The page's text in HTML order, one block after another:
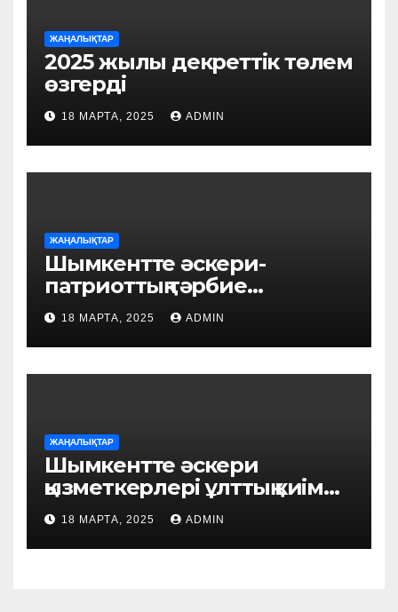
ЖАҢАЛЫҚТАР
2025 жылы декреттік төлем
өзгерді
18 МАРТА, 2025 ADMIN
ЖАҢАЛЫҚТАР
Шымкентте әскери-
патриоттық тәрбие
бағытында әдістемелік
семинар өтті
18 МАРТА, 2025 ADMIN
ЖАҢАЛЫҚТАР
Шымкентте әскери
қызметкерлері ұлттық киім
күнін атап өтті
18 МАРТА, 2025 ADMIN